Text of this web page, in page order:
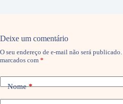
Deixe um comentário
O seu endereço de e-mail não será publicado.
marcados com *
Nome*